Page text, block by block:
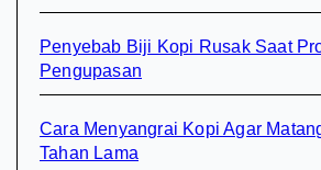
Penyebab Biji Kopi Rusak Saat
Pengupasan
Cara Menyangrai Kopi Agar
Tahan Lama